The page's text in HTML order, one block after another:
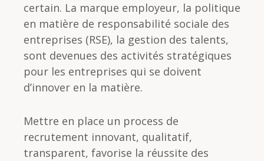
certain. La marque employeur, la politique
en matière de responsabilité sociale des
entreprises (RSE), la gestion des talents,
sont devenues des activités stratégiques
pour les entreprises qui se doivent
d’innover en la matière.
Mettre en place un process de
recrutement innovant, qualitatif,
transparent, favorise la réussite des